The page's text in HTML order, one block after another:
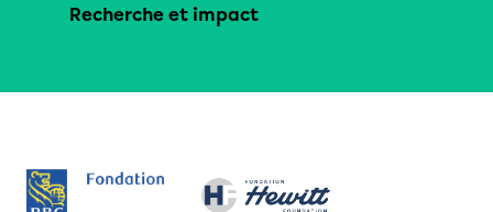
Recherche et impact